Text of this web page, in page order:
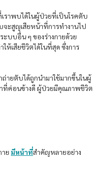
ราพบได้ในผู้ป่วยที่เป็นโรคตับ
จะสูญเสียหน้าที่การทำงานไป
บบอื่น ๆ ของร่างกายด้วย
ห้เสียชีวิตได้ในที่สุด ซึ่งการ
ายตับได้ถูกนำมาใช้มากขึ้นในผู้
าที่ค่อนข้างดี ผู้ป่วยมีคุณภาพชีวิต
ย มีหน้าที่สำคัญหลายอย่าง